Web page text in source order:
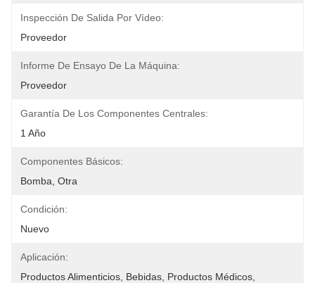
Inspección De Salida Por Vídeo:
Proveedor
Informe De Ensayo De La Máquina:
Proveedor
Garantía De Los Componentes Centrales:
1 Año
Componentes Básicos:
Bomba, Otra
Condición:
Nuevo
Aplicación:
Productos Alimenticios, Bebidas, Productos Médicos,